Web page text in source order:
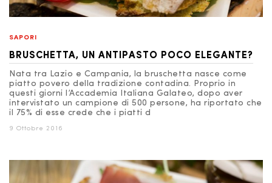
SAPORI
BRUSCHETTA, UN ANTIPASTO POCO ELEGANTE?
Nata tra Lazio e Campania, la bruschetta nasce come
piatto povero della tradizione contadina. Proprio in
questi giorni l’Accademia Italiana Galateo, dopo aver
intervistato un campione di 500 persone, ha riportato che
il 75% di esse crede che i piatti d
9 Ottobre 2016